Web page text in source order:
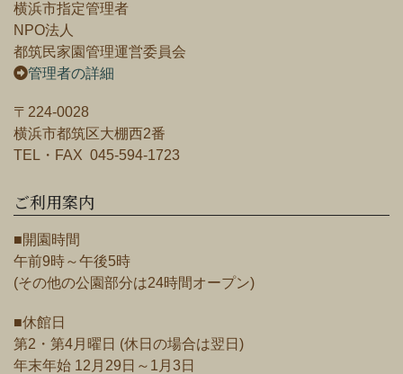
横浜市指定管理者
NPO法人
都筑民家園管理運営委員会
管理者の詳細
〒224-0028
横浜市都筑区大棚西2番
TEL・FAX 045-594-1723
ご利用案内
■開園時間
午前9時～午後5時
(その他の公園部分は24時間オープン)
■休館日
第2・第4月曜日 (休日の場合は翌日)
年末年始 12月29日～1月3日